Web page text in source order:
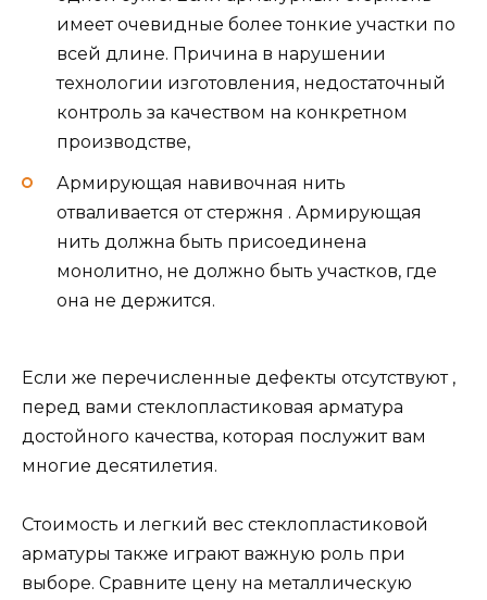
имеет очевидные более тонкие участки по
всей длине. Причина в нарушении
технологии изготовления, недостаточный
контроль за качеством на конкретном
производстве,
Армирующая навивочная нить
отваливается от стержня . Армирующая
нить должна быть присоединена
монолитно, не должно быть участков, где
она не держится.
Если же перечисленные дефекты отсутствуют ,
перед вами стеклопластиковая арматура
достойного качества, которая послужит вам
многие десятилетия.
Стоимость и легкий вес стеклопластиковой
арматуры также играют важную роль при
выборе. Сравните цену на металлическую